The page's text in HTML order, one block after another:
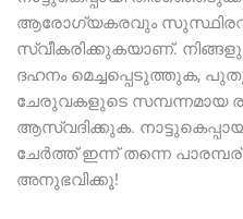
ആരോഗ്യകരവും
സ്വീകരിക്കുകയാണ്.
ദഹനം മെച്ചപ്പെടുത്തുക,
ചേരുവകളുടെ സമ്പന്നമായ
ആസ്വദിക്കുക.
ചേർത്ത് ഇന്ന് തന്നെ
അനുഭവിക്കൂ!